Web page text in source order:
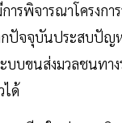
ารพิจารณาโครงกา
กปัจจุบันประสบปัญ
บบขนส่งมวลชนทา
ได้